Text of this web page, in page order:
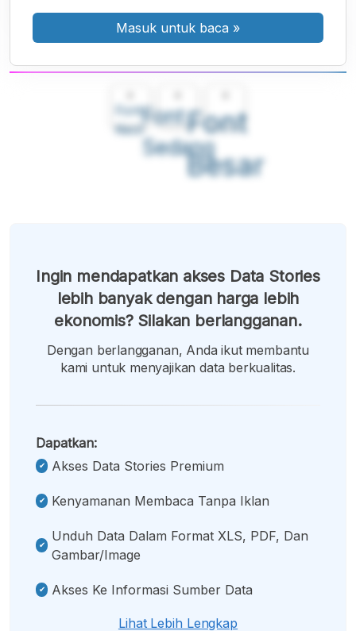
Font
Kecil
Font
Sedang
Font
Besar
Masuk untuk baca »
Ingin mendapatkan akses Data Stories
lebih banyak dengan harga lebih
ekonomis? Silakan berlangganan.
Dengan berlangganan, Anda ikut membantu
kami untuk menyajikan data berkualitas.
Dapatkan:
Akses Data Stories Premium
Kenyamanan Membaca Tanpa Iklan
Unduh Data Dalam Format XLS, PDF, Dan
Gambar/image
Akses Ke Informasi Sumber Data
Lihat Lebih Lengkap